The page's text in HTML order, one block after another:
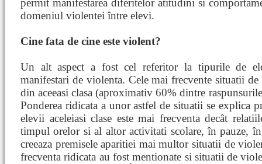
permit manifestarea diferitelor atitudini si
domeniul violentei între elevi.
Cine fata de cine este violent?
Un alt aspect a fost cel referitor la tipurile de
manifestari de violenta. Cele mai frecvente situatii
din aceeasi clasa (aproximativ 60% dintre
Ponderea ridicata a unor astfel de situatii se explica
elevii aceleiasi clase este mai frecventa decât
timpul orelor si al altor activitati scolare, în pauze,
creeaza premisele aparitiei mai multor situatii de
frecventa ridicata au fost mentionate si situatii de